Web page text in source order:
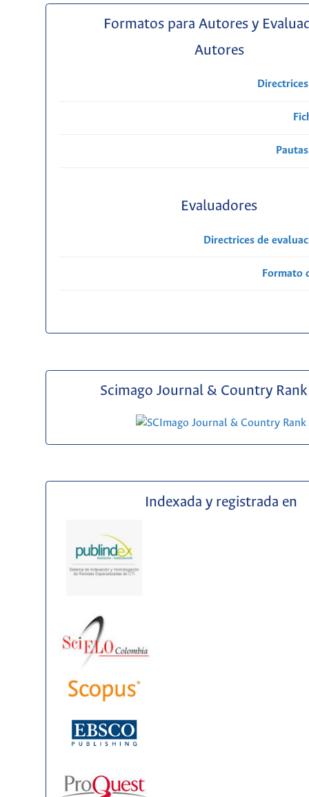
Formatos para Autores y
Autores
Evaluadores
Directrices de
Formato
Scimago Journal & Country Rank
Indexada y registrada en